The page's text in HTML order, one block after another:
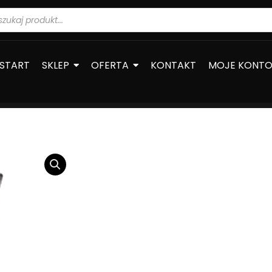
START SKLEP OFERTA KONTAKT MOJE KONTO